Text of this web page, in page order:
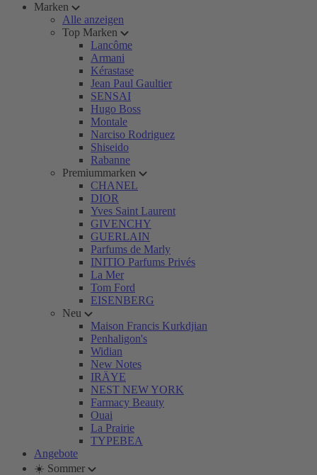
Marken
Alle anzeigen
Top Marken
Lancôme
Armani
Kérastase
Jean Paul Gaultier
SENSAI
Hugo Boss
Montale
Narciso Rodriguez
Shiseido
Rabanne
Premiummarken
CHANEL
DIOR
Yves Saint Laurent
GIVENCHY
GUERLAIN
Parfums de Marly
INITIO Parfums Privés
La Mer
Tom Ford
EISENBERG
Neu
Maison Francis Kurkdjian
Penhaligon's
Widian
New Notes
IRÄYE
NEST NEW YORK
Farmacy Beauty
Ouai
La Prairie
TYPEBEA
Angebote
☀️ Sommer